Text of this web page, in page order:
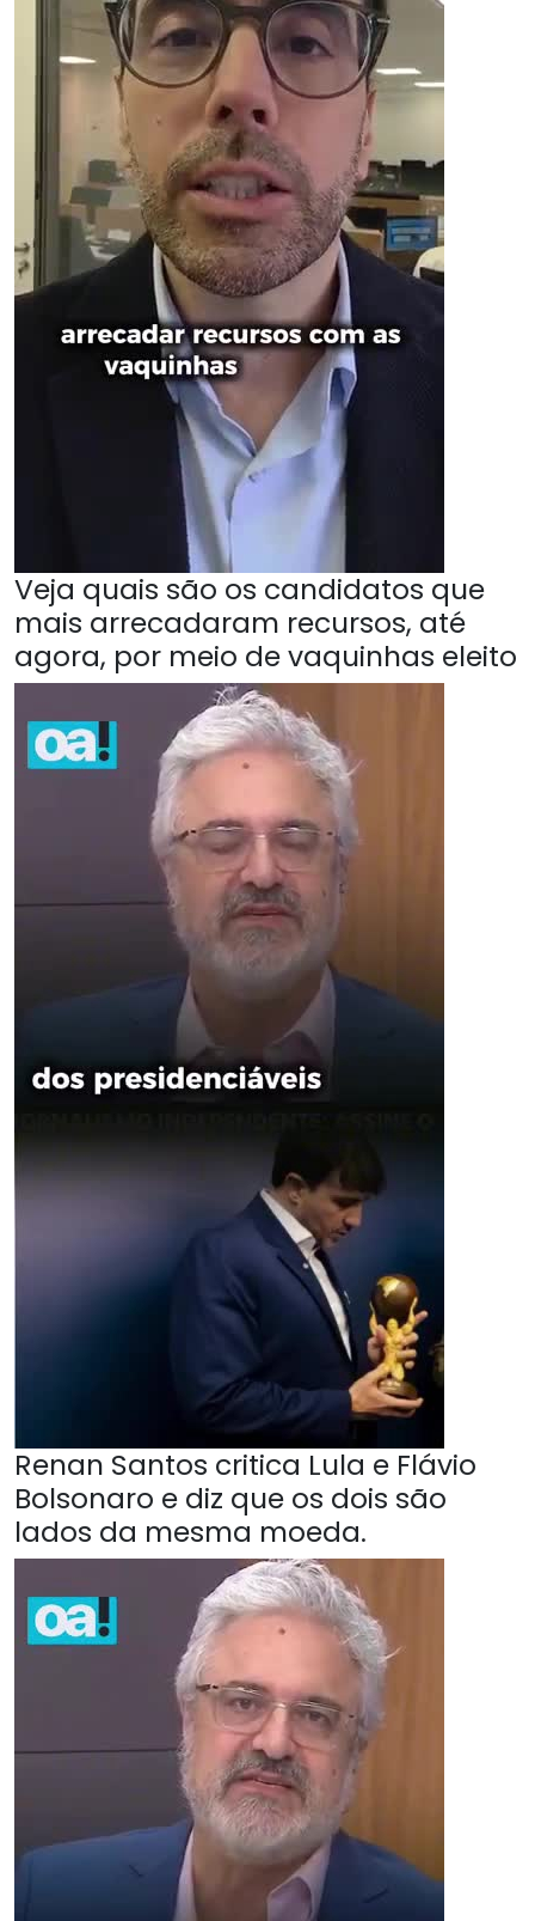
Veja quais são os candidatos que
mais arrecadaram recursos, até
agora, por meio de vaquinhas eleito
Renan Santos critica Lula e Flávio
Bolsonaro e diz que os dois são
lados da mesma moeda.